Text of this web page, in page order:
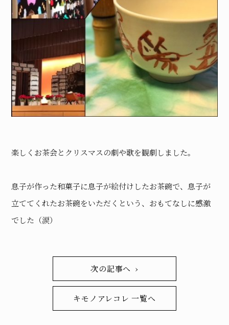
楽しくお茶会とクリスマスの劇や歌を観劇しました。
息子が作った和菓子に息子が絵付けしたお茶碗で、息子が
立ててくれたお茶碗をいただくという、おもてなしに感激
でした（涙）
次の記事へ ›
キモノアレコレ 一覧へ